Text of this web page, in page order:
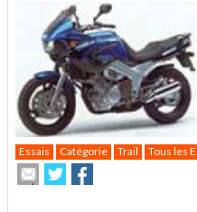
Essais Catégorie Trail Tous les
Envoyer
cet
Partager
sur
sur